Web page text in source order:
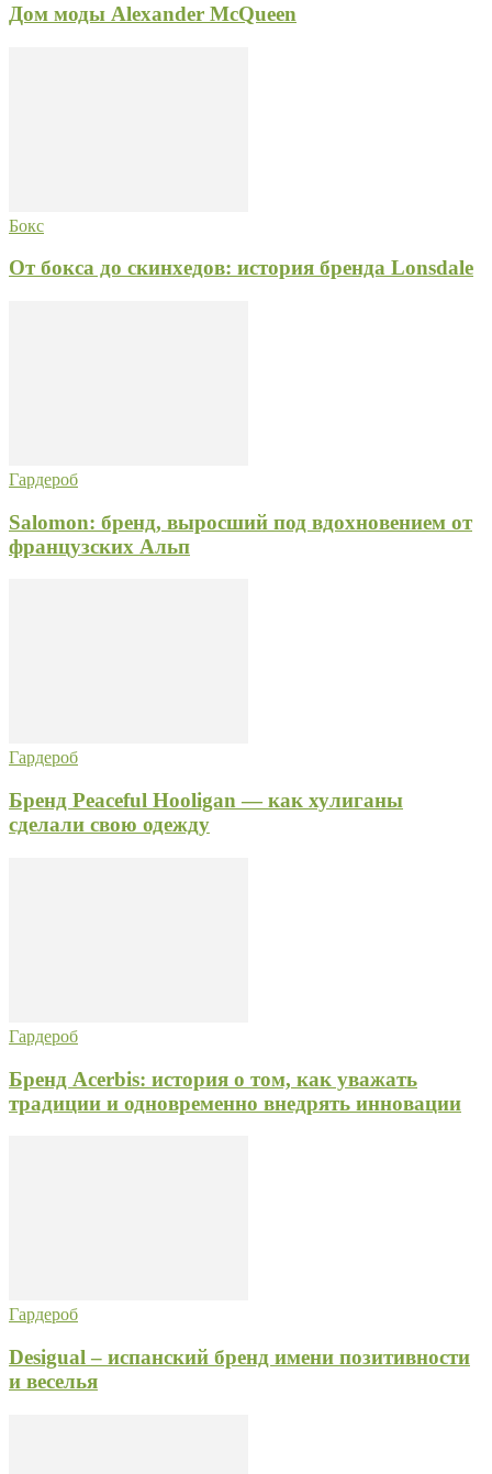
Дом моды Alexander McQueen
Бокс
От бокса до скинхедов: история бренда Lonsdale
Гардероб
Salomon: бренд, выросший под вдохновением от
французских Альп
Гардероб
Бренд Peaceful Hooligan — как хулиганы
сделали свою одежду
Гардероб
Бренд Acerbis: история о том, как уважать
традиции и одновременно внедрять инновации
Гардероб
Desigual – испанский бренд имени позитивности
и веселья